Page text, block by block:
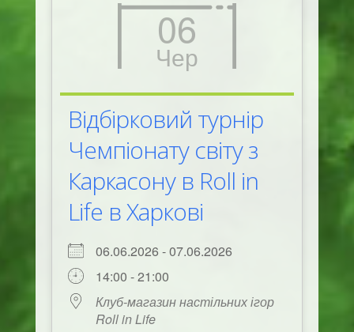
06
Чер
Відбірковий турнір
Чемпіонату світу з
Каркасону в Roll in
Life в Харкові
06.06.2026 - 07.06.2026
14:00 - 21:00
Клуб-магазин настільних ігор
Roll in Life